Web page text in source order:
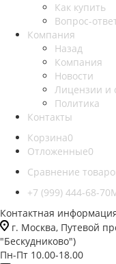
Как купить
Вопрос-
Компания
Назад
Компания
Новости
Лицензии и
Политика
Контакты
Корзина0
Отложенные0
Сравнение
+7 (999) 444-68-70
Контактная
г. Москва, Путевой
"Бескудниково")
Пн-Пт 10.00-18.00